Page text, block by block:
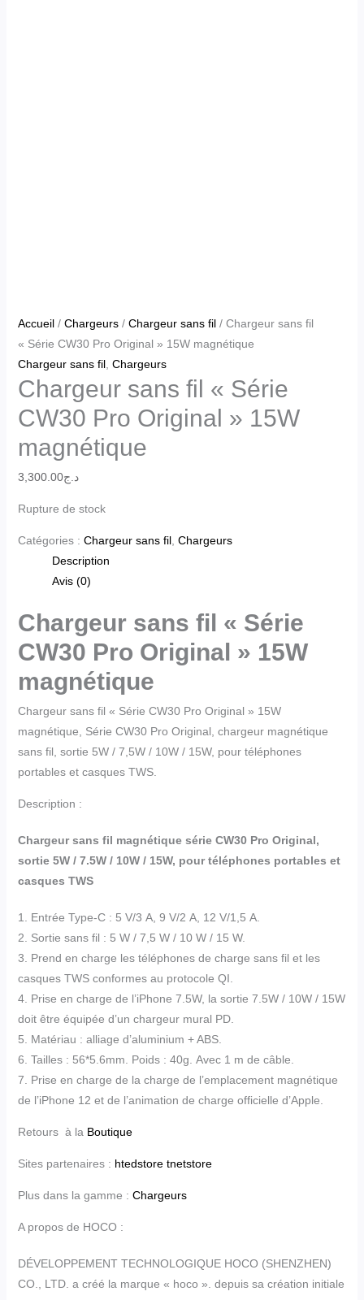
Accueil/ Chargeurs/ Chargeur sans fil/ Chargeur sans fil
« Série CW30 Pro Original » 15W magnétique
Chargeur sans fil, Chargeurs
Chargeur sans fil « Série
CW30 Pro Original » 15W
magnétique
د.ج3,300.00
Rupture de stock
Catégories : Chargeur sans fil, Chargeurs
Description
Avis (0)
Chargeur sans fil « Série
CW30 Pro Original » 15W
magnétique
Chargeur sans fil « Série CW30 Pro Original » 15W
magnétique, Série CW30 Pro Original, chargeur magnétique
sans fil, sortie 5W / 7,5W / 10W / 15W, pour téléphones
portables et casques TWS.
Description :
Chargeur sans fil magnétique série CW30 Pro Original,
sortie 5W / 7.5W / 10W / 15W, pour téléphones portables et
casques TWS
1. Entrée Type-C : 5 V/3 A, 9 V/2 A, 12 V/1,5 A.
2. Sortie sans fil : 5 W / 7,5 W / 10 W / 15 W.
3. Prend en charge les téléphones de charge sans fil et les
casques TWS conformes au protocole QI.
4. Prise en charge de l’iPhone 7.5W, la sortie 7.5W / 10W / 15W
doit être équipée d’un chargeur mural PD.
5. Matériau : alliage d’aluminium + ABS.
6. Tailles : 56*5.6mm. Poids : 40g. Avec 1 m de câble.
7. Prise en charge de la charge de l’emplacement magnétique
de l’iPhone 12 et de l’animation de charge officielle d’Apple.
Retours à la Boutique
Sites partenaires : htedstore tnetstore
Plus dans la gamme : Chargeurs
A propos de HOCO :
DÉVELOPPEMENT TECHNOLOGIQUE HOCO (SHENZHEN)
CO., LTD. a créé la marque « hoco ». depuis sa création initiale